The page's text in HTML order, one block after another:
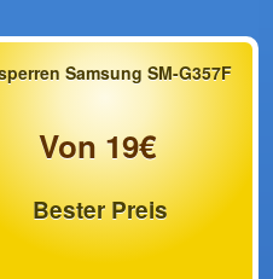
Samsung SM-G357F
Von 19€
Bester Preis